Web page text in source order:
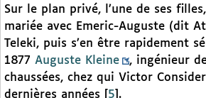
Sur le plan privé, l’une de ses
mariée avec Emeric-Auguste (dit
Teleki, puis s’en être rapidement
1877 Auguste Kleine
, ingénieur
chaussées, chez qui Victor
dernières années
5 .